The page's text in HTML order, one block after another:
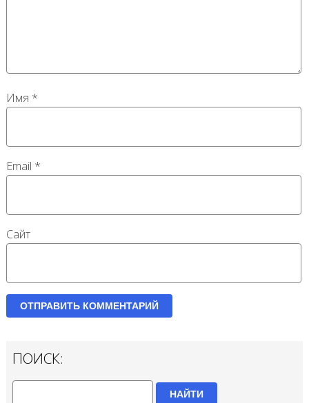
Имя *
Email *
Сайт
ПОИСК:
НАЙТИ